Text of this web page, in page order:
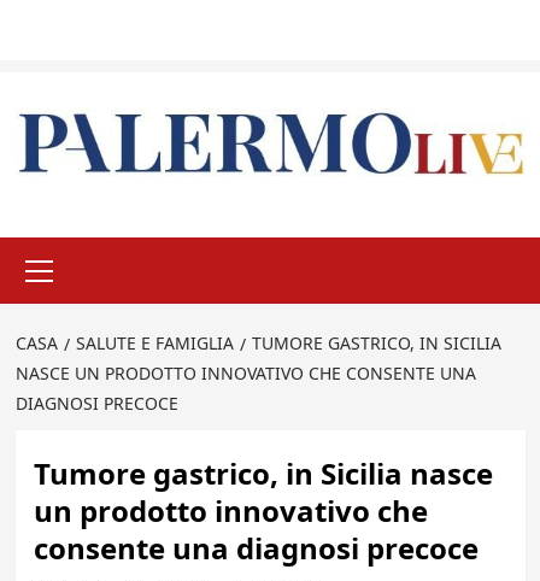
principale
CASA SALUTE E FAMIGLIA
TUMORE GASTRICO, IN SICILIA
NASCE UN PRODOTTO INNOVATIVO CHE CONSENTE UNA
DIAGNOSI PRECOCE
Tumore gastrico, in Sicilia nasce
un prodotto innovativo che
consente una diagnosi precoce